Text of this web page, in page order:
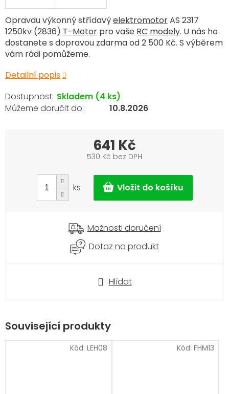
Opravdu výkonný střídavýelektromotorAS 2317
1250kv (2836) T-Motor pro vaše RC modely. U nás ho
dostanete s dopravou zdarma od 2 500 Kč. S výběrem
vám rádi pomůžeme.
Detailní popis
Hlídat
Skladem (4 ks)
10.8.2026
641 Kč
530 Kč bez DPH
cena:
ks
Možnosti doručení
Dotaz na produkt
Související produkty
Kód: LEH08 Kód: FHM13